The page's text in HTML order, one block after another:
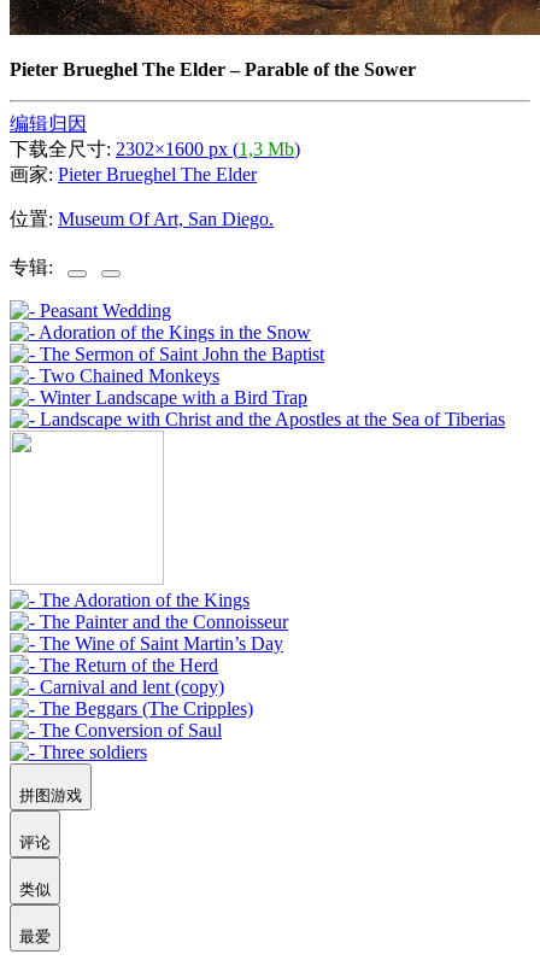
Pieter Brueghel The Elder–Parable of the Sower
编辑归因
下载全尺寸: 2302×1600 px (1,3 Mb)
画家: Pieter Brueghel The Elder
位置: Museum Of Art, San Diego.
专辑:
拼图游戏
评论
类似
最爱